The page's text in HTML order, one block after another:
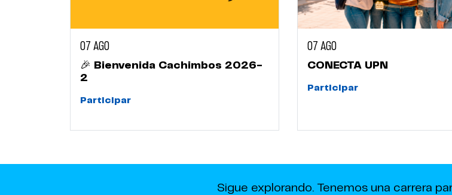
07 AGO
🎉 Bienvenida Cachimbos 2026-
2
Participar
07 AGO
CONECTA UPN
Participar
Sigue explorando. Tenemos una carrera